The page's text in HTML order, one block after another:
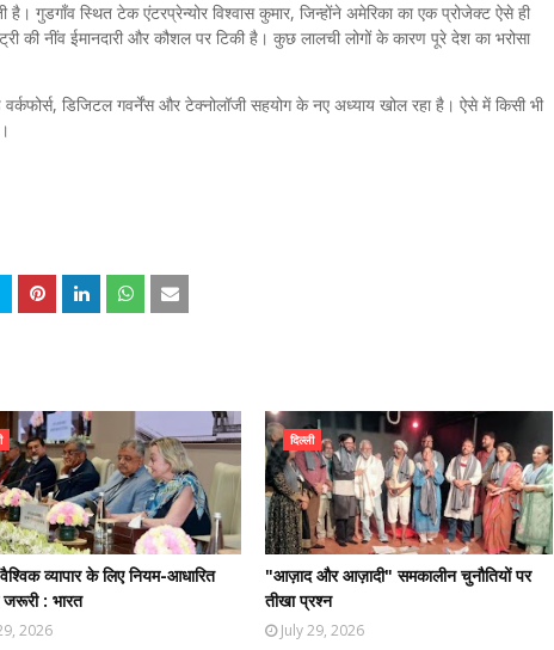
है। गुडगाँव स्थित टेक एंटरप्रेन्योर विश्वास कुमार, जिन्होंने अमेरिका का एक प्रोजेक्ट ऐसे ही
की नींव ईमानदारी और कौशल पर टिकी है। कुछ लालची लोगों के कारण पूरे देश का भरोसा
डिजिटल गवर्नेंस और टेक्नोलॉजी सहयोग के नए अध्याय खोल रहा है। ऐसे में किसी भी
व्यापार के लिए नियम-आधारित
जरूरी : भारत
2026
दिल्ली
"आज़ाद और आज़ादी" समकालीन चुनौतियों पर
तीखा प्रश्न
July 29, 2026